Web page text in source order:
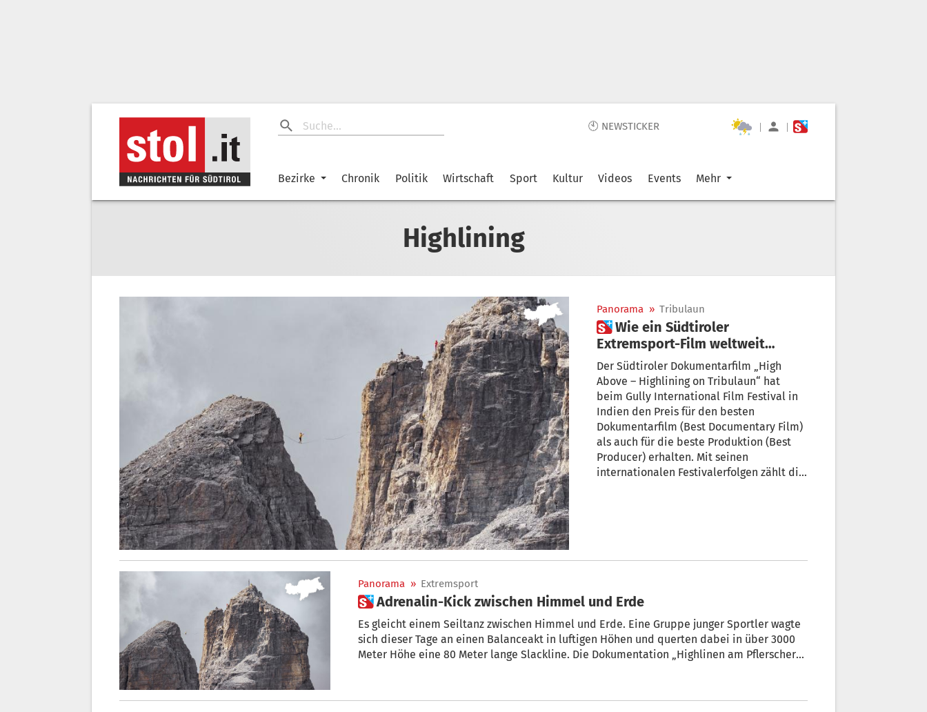
🕙 NEWSTICKER | |
Bezirke Chronik Politik Wirtschaft Sport Kultur Videos Events Mehr
Highlining
Panorama » Tribulaun
 Wie ein Südtiroler
Extremsport-Film weltweit
abräumt
Der Südtiroler Dokumentarfilm „High
Above – Highlining on Tribulaun“ hat
beim Gully International Film Festival in
Indien den Preis für den besten
Dokumentarfilm (Best Documentary Film)
als auch für die beste Produktion (Best
Producer) erhalten. Mit seinen
internationalen Festivalerfolgen zählt die
Tobias Marcotto
Panorama » Extremsport
 Adrenalin-Kick zwischen Himmel und Erde
Es gleicht einem Seiltanz zwischen Himmel und Erde. Eine Gruppe junger Sportler wagte
sich dieser Tage an einen Balanceakt in luftigen Höhen und querten dabei in über 3000
Meter Höhe eine 80 Meter lange Slackline. Die Dokumentation „Highlinen am Pflerscher